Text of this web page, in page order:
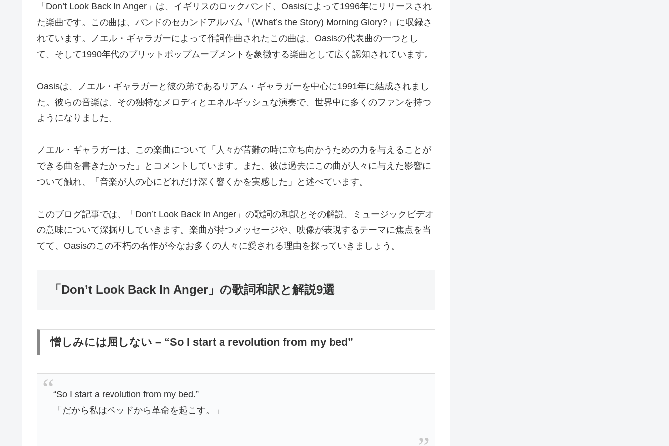
「Don’t Look Back In Anger」は、イギリスのロックバンド、Oasisによって1996年にリリースされ
た楽曲です。この曲は、バンドのセカンドアルバム「(What’s the Story) Morning Glory?」に収録さ
れています。ノエル・ギャラガーによって作詞作曲されたこの曲は、Oasisの代表曲の一つとし
て、そして1990年代のブリットポップムーブメントを象徴する楽曲として広く認知されています。
Oasisは、ノエル・ギャラガーと彼の弟であるリアム・ギャラガーを中心に1991年に結成されまし
た。彼らの音楽は、その独特なメロディとエネルギッシュな演奏で、世界中に多くのファンを持つ
ようになりました。
ノエル・ギャラガーは、この楽曲について「人々が苦難の時に立ち向かうための力を与えることが
できる曲を書きたかった」とコメントしています。また、彼は過去にこの曲が人々に与えた影響に
ついて触れ、「音楽が人の心にどれだけ深く響くかを実感した」と述べています。
このブログ記事では、「Don’t Look Back In Anger」の歌詞の和訳とその解説、ミュージックビデオ
の意味について深掘りしていきます。楽曲が持つメッセージや、映像が表現するテーマに焦点を当
てて、Oasisのこの不朽の名作が今なお多くの人々に愛される理由を探っていきましょう。
「Don’t Look Back In Anger」の歌詞和訳と解説9選
憎しみには屈しない – “So I start a revolution from my bed”
“So I start a revolution from my bed.”
「だから私はベッドから革命を起こす。」